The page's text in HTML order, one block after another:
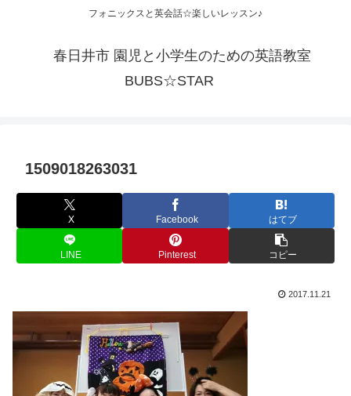
フォニックスと英会話☆楽しいレッスン♪
春日井市 園児と小学生のための英語教室
BUBS☆STAR
1509018263031
X Facebook はてブ
LINE Pinterest コピー
2017.11.21